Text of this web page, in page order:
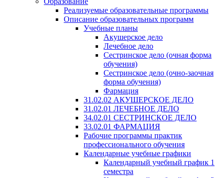
Реализуемые образовательные программы
Описание образовательных программ
Учебные планы
Акушерское дело
Лечебное дело
Сестринское дело (очная форма
обучения)
Сестринское дело (очно-заочная
форма обучения)
Фармация
31.02.02 АКУШЕРСКОЕ ДЕЛО
31.02.01 ЛЕЧЕБНОЕ ДЕЛО
34.02.01 СЕСТРИНСКОЕ ДЕЛО
33.02.01 ФАРМАЦИЯ
Рабочие программы практик
профессионального обучения
Календарные учебные графики
Календарный учебный график 1
семестра